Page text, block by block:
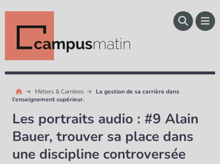
Métiers & Carrières
La gestion de sa carrière dans
l'enseignement supérieur.
Les portraits audio : #9 Alain
Bauer, trouver sa place dans
une discipline controversée